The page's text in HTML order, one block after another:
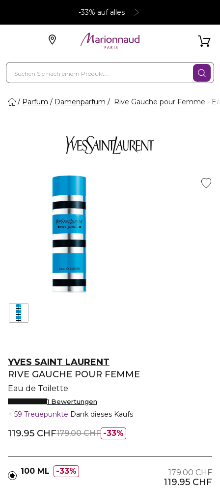
-33% auf alles
Parfum Damenparfum Rive Gauche pour Femme -
YVES SAINT LAURENT
RIVE GAUCHE POUR FEMME
Eau de Toilette
1 Bewertungen
59 Treuepunkte Dank dieses Kaufs
33%
119.95 CHF179.00 CHF
100 ML 33% 179.00 CHF
119.95 CHF